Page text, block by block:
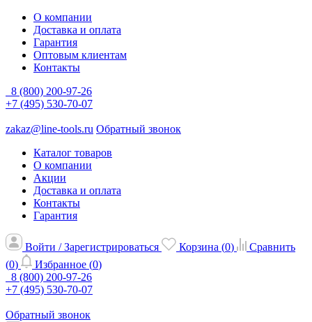
О компании
Доставка и оплата
Гарантия
Оптовым клиентам
Контакты
8 (800) 200-97-26
+7 (495) 530-70-07
zakaz@line-tools.ru Обратный звонок
Каталог товаров
О компании
Акции
Доставка и оплата
Контакты
Гарантия
Войти / Зарегистрироваться Корзина (0)
Сравнить
(0) Избранное (0)
8 (800) 200-97-26
+7 (495) 530-70-07
Обратный звонок